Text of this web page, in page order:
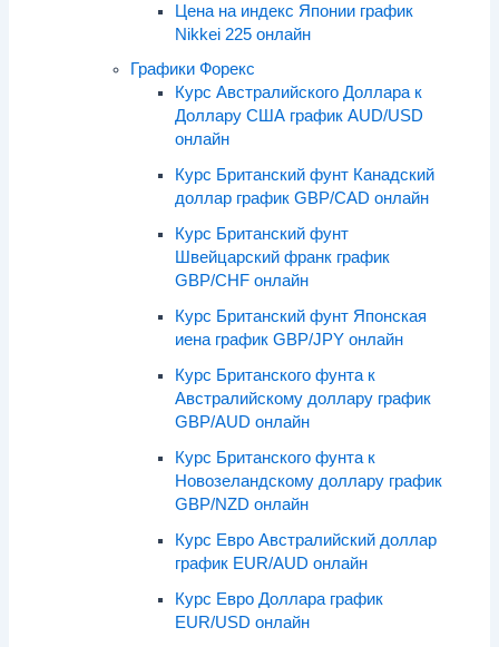
Цена на индекс Японии график
Nikkei 225 онлайн
Графики Форекс
Курс Австралийского Доллара к
Доллару США график AUD/USD
онлайн
Курс Британский фунт Канадский
доллар график GBP/CAD онлайн
Курс Британский фунт
Швейцарский франк график
GBP/CHF онлайн
Курс Британский фунт Японская
иена график GBP/JPY онлайн
Курс Британского фунта к
Австралийскому доллару график
GBP/AUD онлайн
Курс Британского фунта к
Новозеландскому доллару график
GBP/NZD онлайн
Курс Евро Австралийский доллар
график EUR/AUD онлайн
Курс Евро Доллара график
EUR/USD онлайн